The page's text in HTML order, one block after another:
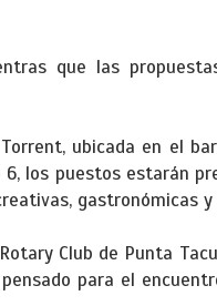
que las
ubicada en el
los puestos estarán
gastronómicas
Club de Punta
para el